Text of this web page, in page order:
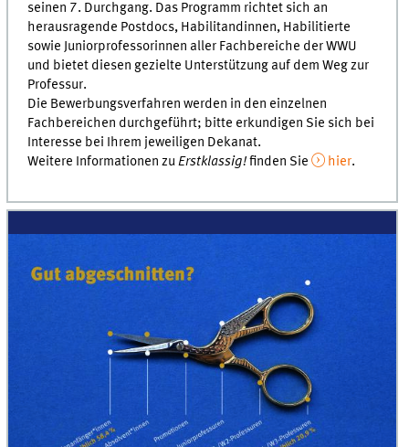
seinen 7. Durchgang. Das Programm richtet sich an
herausragende Postdocs, Habilitandinnen, Habilitierte
sowie Juniorprofessorinnen aller Fachbereiche der WWU
und bietet diesen gezielte Unterstützung auf dem Weg zur
Professur.
Die Bewerbungsverfahren werden in den einzelnen
Fachbereichen durchgeführt; bitte erkundigen Sie sich bei
Interesse bei Ihrem jeweiligen Dekanat.
Weitere Informationen zuErstklassig!finden Sie hier.